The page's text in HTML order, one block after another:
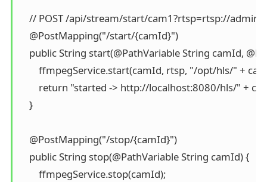
// POST /api/stream/start/cam1?rtsp=rtsp://
    @PostMapping("/start/{camId}")
public String start(@PathVariable String camId,
ffmpegService.start(camId, rtsp, "/opt/hls/" +
return "started -> http://localhost:8080/hls/" +
    }
    @PostMapping("/stop/{camId}")
    public String stop(@PathVariable String camId) {
        ffmpegService.stop(camId);